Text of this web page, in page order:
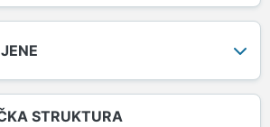
STRUKTURA